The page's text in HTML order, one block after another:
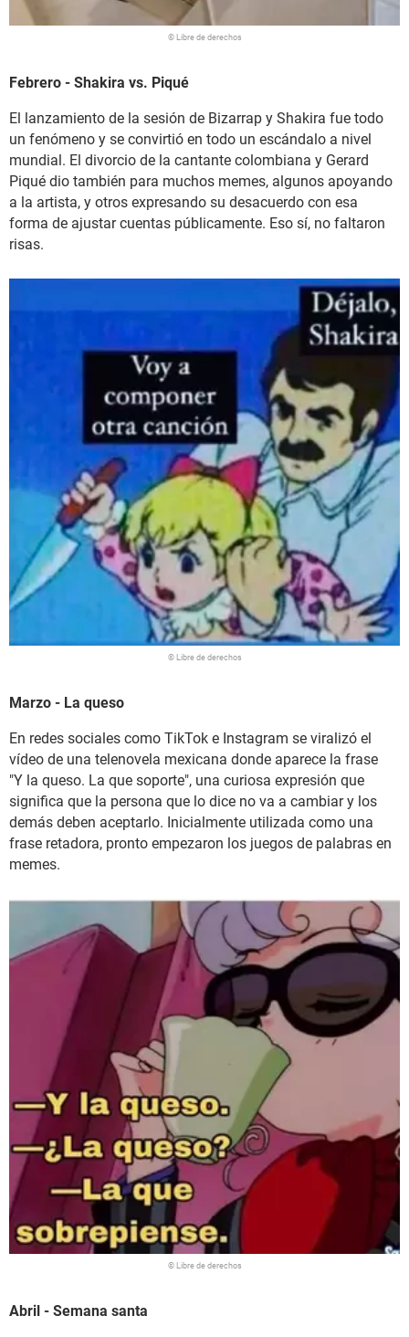
© Libre de derechos
Febrero - Shakira vs. Piqué
El lanzamiento de la sesión de Bizarrap y Shakira fue todo
un fenómeno y se convirtió en todo un escándalo a nivel
mundial. El divorcio de la cantante colombiana y Gerard
Piqué dio también para muchos memes, algunos apoyando
a la artista, y otros expresando su desacuerdo con esa
forma de ajustar cuentas públicamente. Eso sí, no faltaron
risas.
© Libre de derechos
Marzo - La queso
En redes sociales como TikTok e Instagram se viralizó el
vídeo de una telenovela mexicana donde aparece la frase
"Y la queso. La que soporte", una curiosa expresión que
significa que la persona que lo dice no va a cambiar y los
demás deben aceptarlo. Inicialmente utilizada como una
frase retadora, pronto empezaron los juegos de palabras en
memes.
© Libre de derechos
Abril - Semana santa